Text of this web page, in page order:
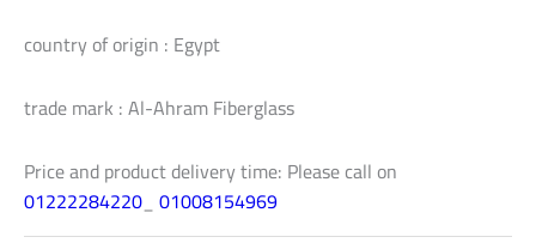
country of origin : Egypt
trade mark : Al-Ahram Fiberglass
Price and product delivery time: Please call on
01222284220_01008154969